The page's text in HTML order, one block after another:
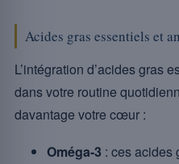
Acides gras essentiels et
L’intégration d’acides gras
dans votre routine
davantage votre cœur :
Oméga-3 : ces acides